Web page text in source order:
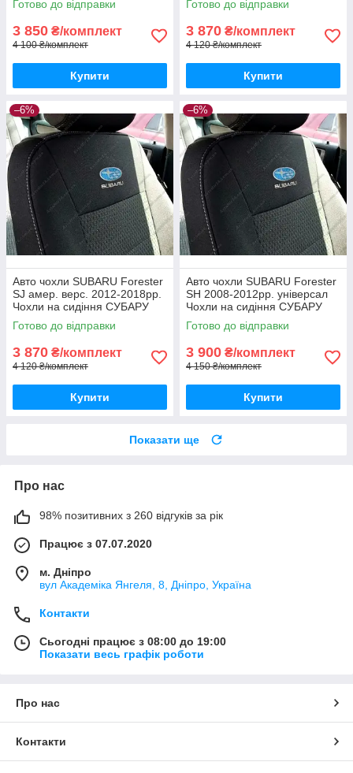
Готово до відправки
3 850 ₴/комплект
4 100 ₴/комплект
Купити
Готово до відправки
3 870 ₴/комплект
4 120 ₴/комплект
Купити
–6%
Авто чохли SUBARU Forester
SJ амер. верс. 2012-2018рр.
Чохли на сидіння СУБАРУ
Форестер СДжей амер. верс.
Готово до відправки
3 870 ₴/комплект
4 120 ₴/комплект
Купити
–6%
Авто чохли SUBARU Forester
SH 2008-2012рр. універсал
Чохли на сидіння СУБАРУ
Форестер Ш 2008-2012рр.
універсал
Готово до відправки
3 900 ₴/комплект
4 150 ₴/комплект
Купити
Показати ще
Про нас
98% позитивних з 260 відгуків за рік
Працює з 07.07.2020
м. Дніпро
вул Академіка Янгеля, 8, Дніпро, Україна
Контакти
Сьогодні працює з 08:00 до 19:00
Показати весь графік роботи
Про нас
Контакти